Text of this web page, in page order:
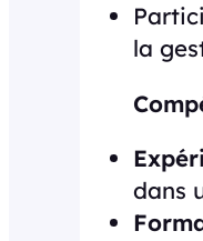
la
dans